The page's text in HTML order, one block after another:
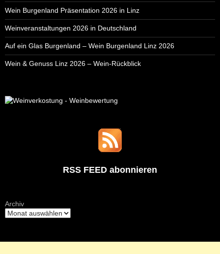
Wein Burgenland Präsentation 2026 in Linz
Weinveranstaltungen 2026 in Deutschland
Auf ein Glas Burgenland – Wein Burgenland Linz 2026
Wein & Genuss Linz 2026 – Wein-Rückblick
RSS FEED abonnieren
Archiv